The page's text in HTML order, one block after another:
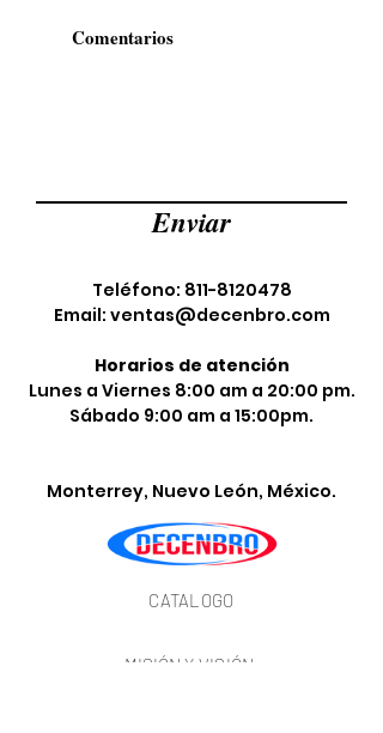
Enviar
Teléfono: 811-8120478
Email: ventas@decenbro.com
Horarios de atención
Lunes a Viernes 8:00 am a 20:00 pm.
Sábado 9:00 am a 15:00pm.
Monterrey, Nuevo León, México.
CATALOGO
MISIÓNY VISIÓN